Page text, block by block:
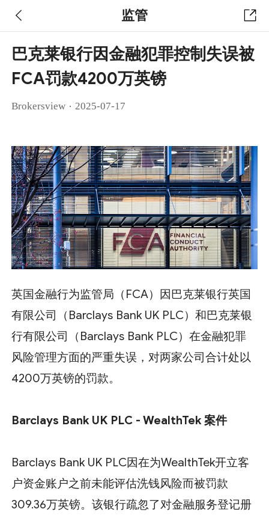
监管
巴克莱银行因金融犯罪控制失误被
FCA罚款4200万英镑
Brokersview · 2025-07-17
英国金融行为监管局（FCA）因巴克莱银行英国
有限公司（Barclays Bank UK PLC）和巴克莱银
行有限公司（Barclays Bank PLC）在金融犯罪
风险管理方面的严重失误，对两家公司合计处以
4200万英镑的罚款。
Barclays Bank UK PLC - WealthTek 案件
Barclays Bank UK PLC因在为WealthTek开立客
户资金账户之前未能评估洗钱风险而被罚款
309.36万英镑。该银行疏忽了对金融服务登记册